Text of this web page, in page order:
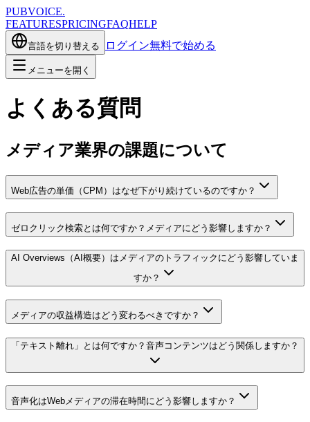
PUBVOICE.
FEATURESPRICINGFAQHELP
言語を切り替える ログイン無料で始める
メニューを開く
よくある質問
メディア業界の課題について
Web広告の単価（CPM）はなぜ下がり続けているのですか？
ゼロクリック検索とは何ですか？メディアにどう影響しますか？
AI Overviews（AI概要）はメディアのトラフィックにどう影響していま
すか？
メディアの収益構造はどう変わるべきですか？
「テキスト離れ」とは何ですか？音声コンテンツはどう関係しますか？
音声化はWebメディアの滞在時間にどう影響しますか？